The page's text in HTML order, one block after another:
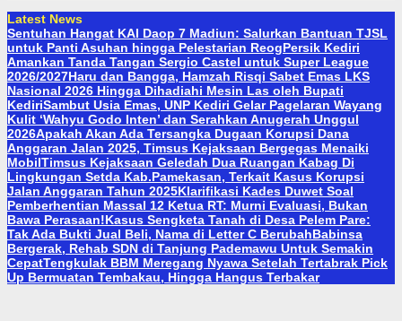
Latest News
Sentuhan Hangat KAI Daop 7 Madiun: Salurkan Bantuan TJSL
untuk Panti Asuhan hingga Pelestarian ReogPersik Kediri
Amankan Tanda Tangan Sergio Castel untuk Super League
2026/2027Haru dan Bangga, Hamzah Risqi Sabet Emas LKS
Nasional 2026 Hingga Dihadiahi Mesin Las oleh Bupati
KediriSambut Usia Emas, UNP Kediri Gelar Pagelaran Wayang
Kulit ‘Wahyu Godo Inten’ dan Serahkan Anugerah Unggul
2026Apakah Akan Ada Tersangka Dugaan Korupsi Dana
Anggaran Jalan 2025, Timsus Kejaksaan Bergegas Menaiki
MobilTimsus Kejaksaan Geledah Dua Ruangan Kabag Di
Lingkungan Setda Kab.Pamekasan, Terkait Kasus Korupsi
Jalan Anggaran Tahun 2025Klarifikasi Kades Duwet Soal
Pemberhentian Massal 12 Ketua RT: Murni Evaluasi, Bukan
Bawa Perasaan!Kasus Sengketa Tanah di Desa Pelem Pare:
Tak Ada Bukti Jual Beli, Nama di Letter C BerubahBabinsa
Bergerak, Rehab SDN di Tanjung Pademawu Untuk Semakin
CepatTengkulak BBM Meregang Nyawa Setelah Tertabrak Pick
Up Bermuatan Tembakau, Hingga Hangus Terbakar